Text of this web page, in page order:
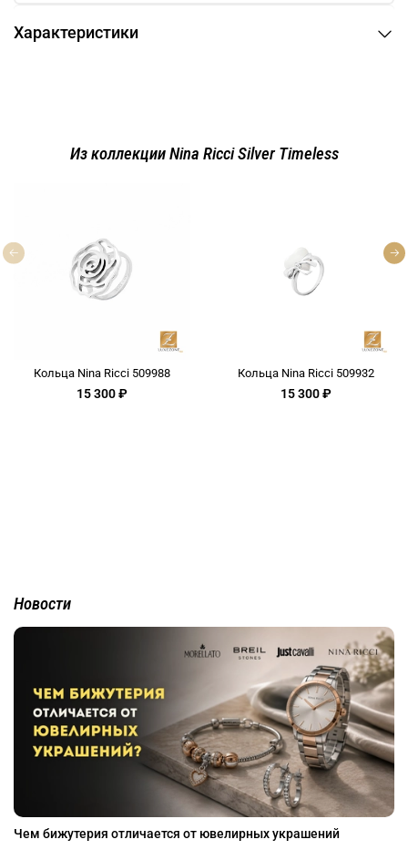
Характеристики
Из коллекции Nina Ricci Silver Timeless
Кольца Nina Ricci 509988
15 300 ₽
Кольца Nina Ricci 509932
15 300 ₽
Новости
Чем бижутерия отличается от ювелирных украшений